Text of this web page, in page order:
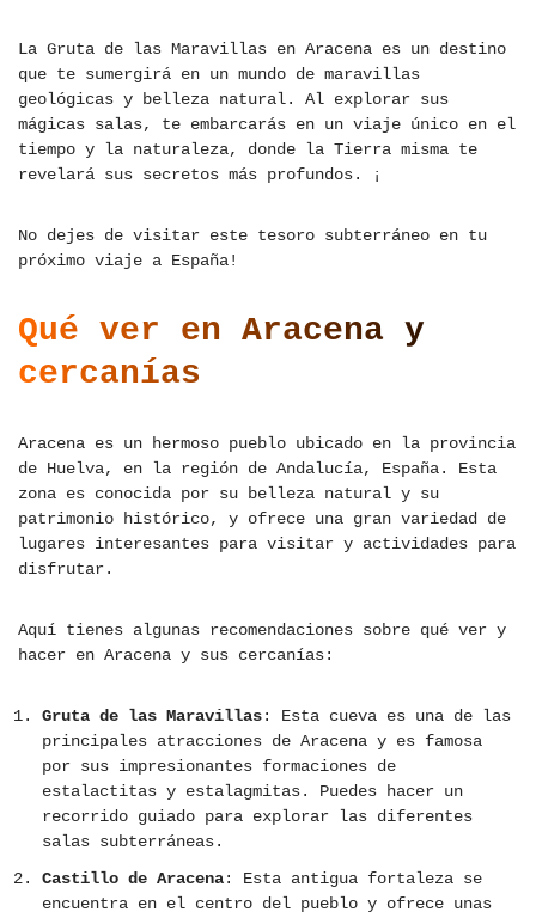
La Gruta de las Maravillas en Aracena es un destino
que te sumergirá en un mundo de maravillas
geológicas y belleza natural. Al explorar sus
mágicas salas, te embarcarás en un viaje único en el
tiempo y la naturaleza, donde la Tierra misma te
revelará sus secretos más profundos. ¡
No dejes de visitar este tesoro subterráneo en tu
próximo viaje a España!
Qué ver en Aracena y
cercanías
Aracena es un hermoso pueblo ubicado en la provincia
de Huelva, en la región de Andalucía, España. Esta
zona es conocida por su belleza natural y su
patrimonio histórico, y ofrece una gran variedad de
lugares interesantes para visitar y actividades para
disfrutar.
Aquí tienes algunas recomendaciones sobre qué ver y
hacer en Aracena y sus cercanías:
Gruta de las Maravillas: Esta cueva es una de las
principales atracciones de Aracena y es famosa
por sus impresionantes formaciones de
estalactitas y estalagmitas. Puedes hacer un
recorrido guiado para explorar las diferentes
salas subterráneas.
Castillo de Aracena: Esta antigua fortaleza se
encuentra en el centro del pueblo y ofrece unas